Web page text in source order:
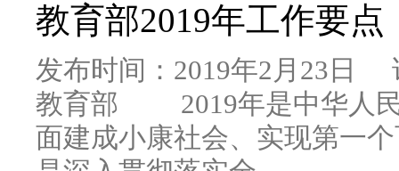
教育部2019年工作要点
发布时间：2019年2月23
教育部 2019年是中华人民
面建成小康社会、实现第一